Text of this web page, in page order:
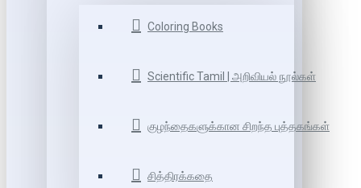
Coloring Books
Scientific Tamil | அறிவியல் நூல்கள்
குழந்தைகளுக்கான சிறந்த புத்தகங்கள்
சித்திரக்கதை